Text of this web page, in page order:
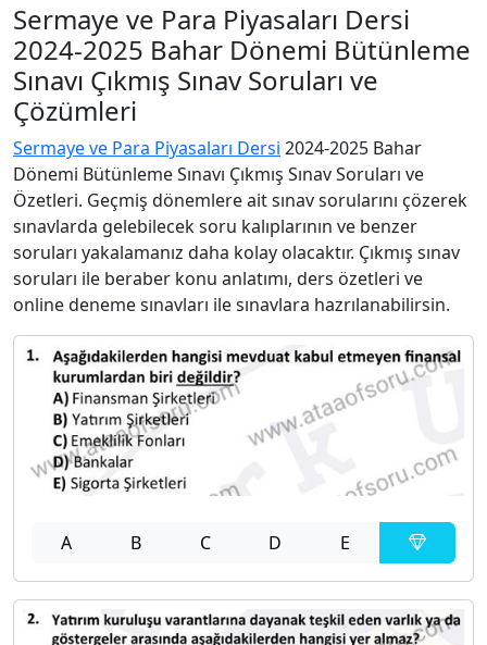
Sermaye ve Para Piyasaları Dersi
2024-2025 Bahar Dönemi Bütünleme
Sınavı Çıkmış Sınav Soruları ve
Çözümleri
Sermaye ve Para Piyasaları Dersi 2024-2025 Bahar
Dönemi Bütünleme Sınavı Çıkmış Sınav Soruları ve
Özetleri. Geçmiş dönemlere ait sınav sorularını çözerek
sınavlarda gelebilecek soru kalıplarının ve benzer
soruları yakalamanız daha kolay olacaktır. Çıkmış sınav
soruları ile beraber konu anlatımı, ders özetleri ve
online deneme sınavları ile sınavlara hazrılanabilirsin.
A B C D E